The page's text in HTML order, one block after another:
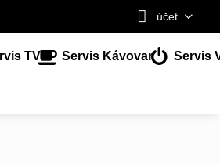
účet
TV Servis Kávovar Servis